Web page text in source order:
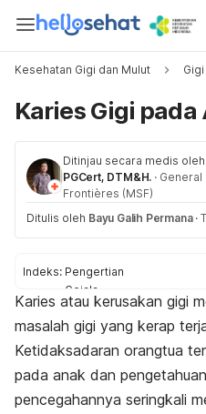
Kesehatan Gigi dan Mulut
Karies Gigi pada
Ditinjau secara medis oleh
PGCert, DTM&H. ·
Frontières (MSF)
Ditulis oleh Bayu Galih Permana ·
Indeks: Pengertian
Gejala
Penyebab
Diagnosis
Komplikasi
Pencegahan
Karies atau kerusakan gigi
masalah gigi yang kerap
Ketidaksadaran orangtua
pada anak dan
pencegahannya seringkali